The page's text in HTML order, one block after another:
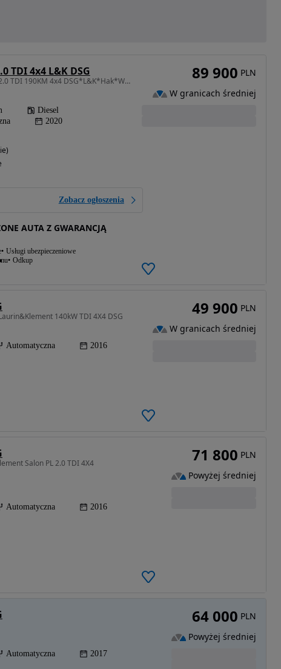
TDI 4x4 L&K DSG
1968 cm3 • 190 KM • 2.0 TDI 190KM 4x4 DSG*L&K*Hak*Webasto*FV23%
Diesel
2020
Zobacz ogłoszenia
AUTA Z GWARANCJĄ
Usługi ubezpieczeniowe
Odkup
89 900 PLN
W granicach średniej
140kW TDI 4X4 DSG
Automatyczna 2016
49 900 PLN
W granicach średniej
Salon PL 2.0 TDI 4X4
Automatyczna 2016
71 800 PLN
Powyżej średniej
Automatyczna 2017
64 000 PLN
Powyżej średniej